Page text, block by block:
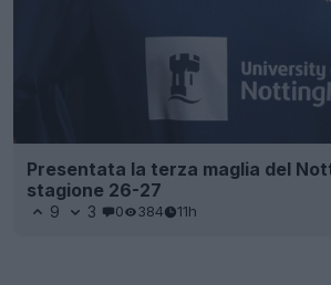
Presentata la terza maglia del
stagione 26-27
9 3 0 384 11h